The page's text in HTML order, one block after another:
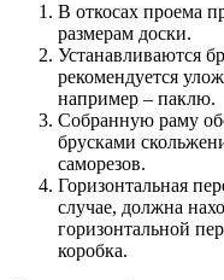
В откосах проема
размерам доски.
Устанавливаются
рекомендуется
например – паклю.
Собранную раму
брусками
саморезов.
Горизонтальная
случае, должна
горизонтальной
коробка.